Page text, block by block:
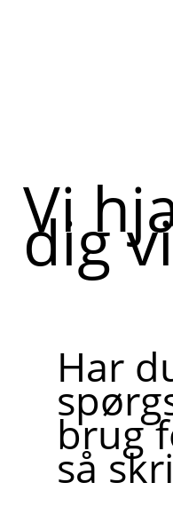
Vi
dig
Har
brug
så